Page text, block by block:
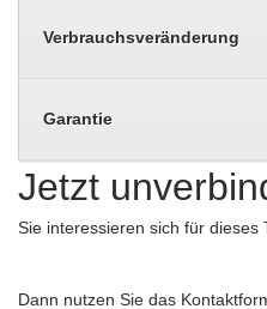
Verbrauchsveränderung
Garantie
Jetzt
Sie interessieren sich für dieses
Dann nutzen Sie das